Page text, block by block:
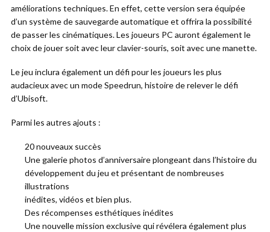
améliorations techniques. En effet, cette version sera équipée
d’un système de sauvegarde automatique et offrira la possibilité
de passer les cinématiques. Les joueurs PC auront également le
choix de jouer soit avec leur clavier-souris, soit avec une manette.
Le jeu inclura également un défi pour les joueurs les plus
audacieux avec un mode Speedrun, histoire de relever le défi
d’Ubisoft.
Parmi les autres ajouts :
20 nouveaux succès
Une galerie photos d’anniversaire plongeant dans l’histoire du
développement du jeu et présentant de nombreuses
illustrations
inédites, vidéos et bien plus.
Des récompenses esthétiques inédites
Une nouvelle mission exclusive qui révélera également plus